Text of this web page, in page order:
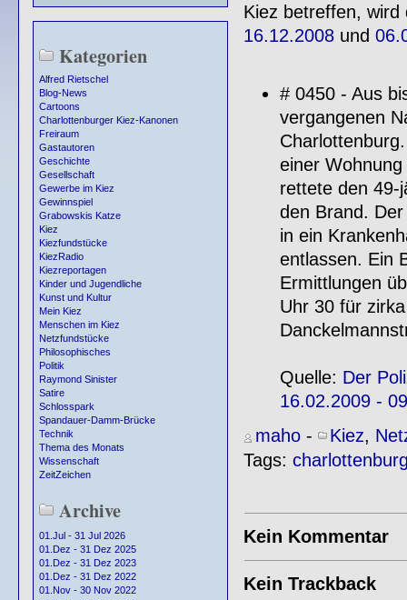
Kategorien
Alfred Rietschel
Blog-News
Cartoons
Charlottenburger Kiez-Kanonen
Freiraum
Gastautoren
Geschichte
Gesellschaft
Gewerbe im Kiez
Gewinnspiel
Grabowskis Katze
Kiez
Kiezfundstücke
KiezRadio
Kiezreportagen
Kinder und Jugendliche
Kunst und Kultur
Mein Kiez
Menschen im Kiez
Netzfundstücke
Philosophisches
Politik
Raymond Sinister
Satire
Schlosspark
Spandauer-Damm-Brücke
Technik
Thema des Monats
Wissenschaft
ZeitZeichen
Archive
01.Jul - 31 Jul 2026
01.Dez - 31 Dez 2025
01.Dez - 31 Dez 2023
01.Dez - 31 Dez 2022
01.Nov - 30 Nov 2022
Kiez betreffen,
16.12.2008und
# 0450 - Aus
vergangenen
einer
rettete den 49-
den Brand.
in ein
entlassen. Ein
Ermittlungen
Uhr 30 für
Quelle: Der
16.02.2009 -
maho- Kiez,
Tags:
Kein Kommentar
Kein Trackback